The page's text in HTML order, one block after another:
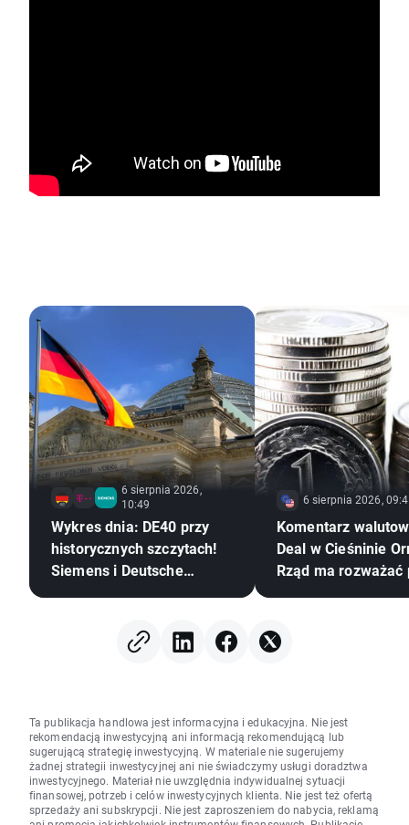
6 sierpnia 2026,
10:49
Wykres dnia: DE40 przy
historycznych szczytach!
Siemens i Deutsche
6 sierpnia 2026,
Komentarz
Deal w Cieśninie
Rząd ma rozważać
Ta publikacja handlowa jest informacyjna i edukacyjna. Nie jest
rekomendacją inwestycyjną ani informacją rekomendującą lub
sugerującą strategię inwestycyjną. W materiale nie sugerujemy
żadnej strategii inwestycyjnej ani nie świadczymy usługi doradztwa
inwestycyjnego. Materiał nie uwzględnia indywidualnej sytuacji
finansowej, potrzeb i celów inwestycyjnych klienta. Nie jest też ofertą
sprzedaży ani subskrypcji. Nie jest zaproszeniem do nabycia, reklamą